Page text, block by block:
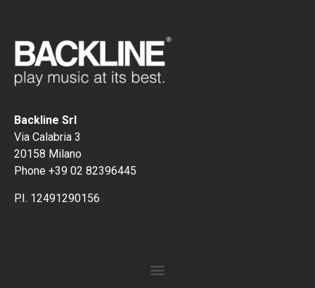
Backline Srl
Via Calabria 3
20158 Milano
Phone +39 02 82396445
P.I. 12491290156